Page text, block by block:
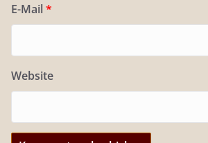
E-Mail *
Website